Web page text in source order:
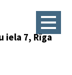
iela 7, Rīga